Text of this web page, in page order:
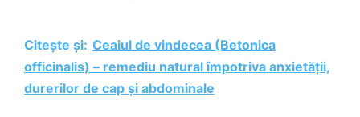
Citește și: Ceaiul de vindecea (Betonica
officinalis) – remediu natural împotriva anxietății,
durerilor de cap și abdominale